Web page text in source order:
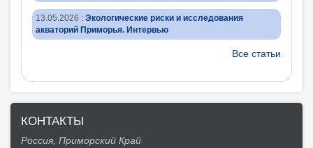
13.05.2026 : Экологические риски и исследования
акваторий Приморья. Интервью
Все статьи
КОНТАКТЫ
Россия, Приморский Край